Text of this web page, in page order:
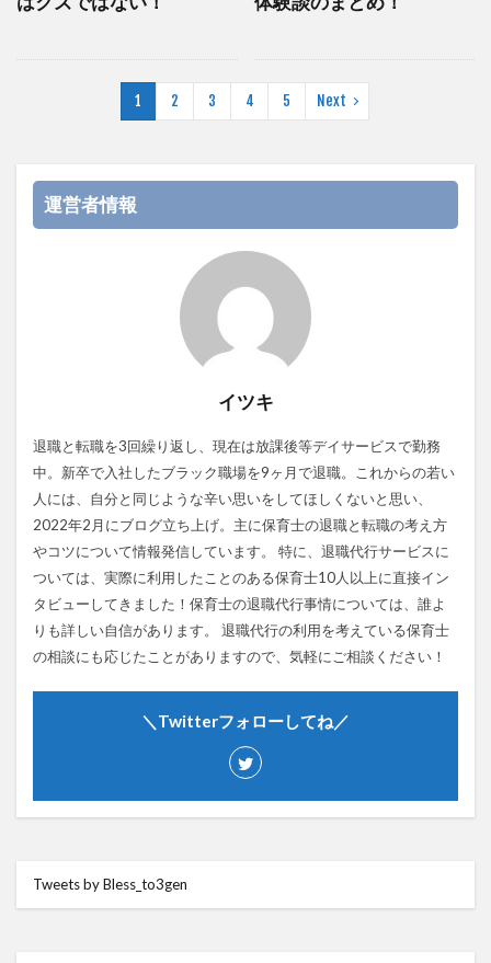
1 2 3 4 5 Next
運営者情報
イツキ
退職と転職を3回繰り返し、現在は放課後等デイサービスで勤務
中。新卒で入社したブラック職場を9ヶ月で退職。これからの若い
人には、自分と同じような辛い思いをしてほしくないと思い、
2022年2月にブログ立ち上げ。主に保育士の退職と転職の考え方
やコツについて情報発信しています。 特に、退職代行サービスに
ついては、実際に利用したことのある保育士10人以上に直接イン
タビューしてきました！保育士の退職代行事情については、誰よ
りも詳しい自信があります。 退職代行の利用を考えている保育士
の相談にも応じたことがありますので、気軽にご相談ください！
＼Twitterフォローしてね／
Tweets by Bless_to3gen